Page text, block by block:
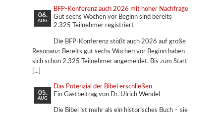
06.
AUG
BFP-Konferenz auch 2026 mit hoher Nachfrage
Gut sechs Wochen vor Beginn sind bereits
2.325 Teilnehmer registriert
Die BFP-Konferenz stößt auch 2026 auf große
Resonanz: Bereits gut sechs Wochen vor Beginn haben
sich schon 2.325 Teilnehmer angemeldet. Bis zum Start
05.
AUG
Das Potenzial der Bibel erschließen
Ein Gastbeitrag von Dr. Ulrich Wendel
Die Bibel ist mehr als ein historisches Buch – sie